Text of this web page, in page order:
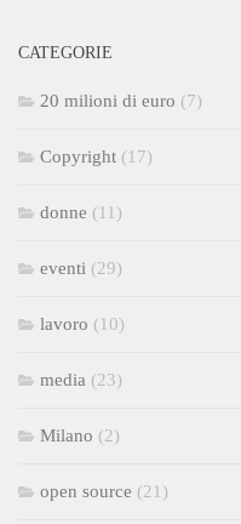
CATEGORIE
20 milioni di euro (7)
Copyright (17)
donne (11)
eventi (29)
lavoro (10)
media (23)
Milano (2)
open source (21)